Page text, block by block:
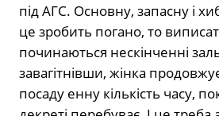
під АГС. Основну, запасну і
це зробить погано, то
починаються нескінченні
завагітнівши, жінка
посаду енну кількість часу,